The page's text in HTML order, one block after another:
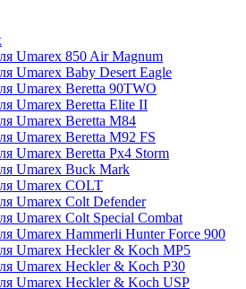
Umarex 850 Air Magnum
Umarex Baby Desert Eagle
Umarex Beretta 90TWO
Umarex Beretta Elite II
Umarex Beretta M84
Umarex Beretta M92 FS
Umarex Beretta Px4 Storm
Umarex Buck Mark
Umarex COLT
Umarex Colt Defender
Umarex Colt Special Combat
Umarex Hammerli Hunter Force 900
Umarex Heckler & Koch MP5
Umarex Heckler & Koch P30
Umarex Heckler & Koch USP